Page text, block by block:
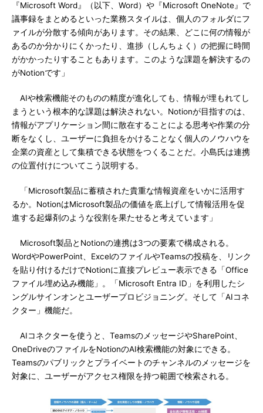
『Microsoft Word』（以下、Word）や『Microsoft OneNote』で
議事録をまとめるといった業務スタイルは、個人のフォルダにフ
ァイルが分散する傾向があります。その結果、どこに何の情報が
あるのか分かりにくかったり、進捗（しんちょく）の把握に時間
がかかったりすることもあります。このような課題を解決するの
がNotionです」
AIや検索機能そのものの精度が進化しても、情報が埋もれてし
まうという根本的な課題は解決されない。Notionが目指すのは、
情報がアプリケーション間に散在することによる思考や作業の分
断をなくし、ユーザーに負担をかけることなく個人のノウハウを
企業の資産として集積できる状態をつくることだ。小島氏は連携
の位置付けについてこう説明する。
「Microsoft製品に蓄積された貴重な情報資産をいかに活用す
るか。NotionはMicrosoft製品の価値を底上げして情報活用を促
進する起爆剤のような役割を果たせると考えています」
Microsoft製品とNotionの連携は3つの要素で構成される。
WordやPowerPoint、ExcelのファイルやTeamsの投稿を、リンク
を貼り付けるだけでNotionに直接プレビュー表示できる「Office
ファイル埋め込み機能」。「Microsoft Entra ID」を利用したシ
ングルサインオンとユーザープロビジョニング。そして「AIコネ
クター」機能だ。
AIコネクターを使うと、TeamsのメッセージやSharePoint、
OneDriveのファイルをNotionのAI検索機能の対象にできる。
Teamsのパブリックとプライベートのチャンネルのメッセージを
対象に、ユーザーがアクセス権限を持つ範囲で検索される。